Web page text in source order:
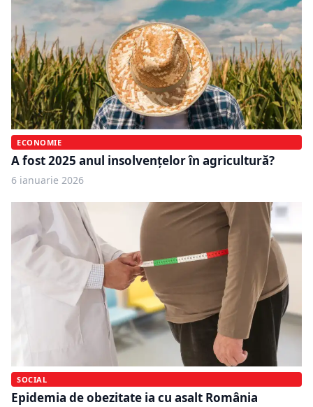
ECONOMIE
A fost 2025 anul insolvențelor în agricultură?
6 ianuarie 2026
SOCIAL
Epidemia de obezitate ia cu asalt România